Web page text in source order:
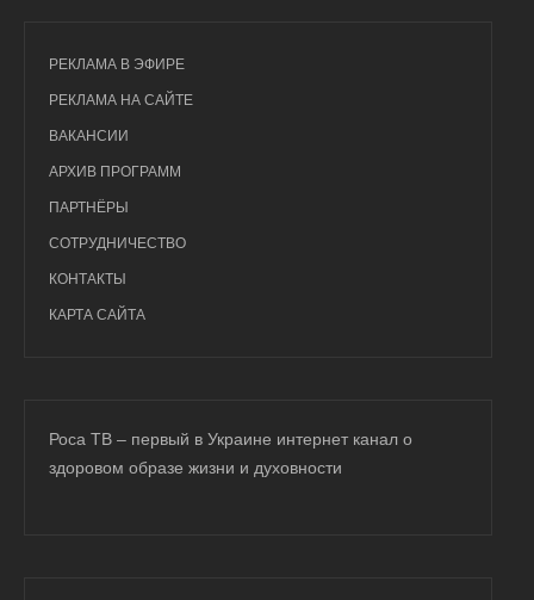
РЕКЛАМА В ЭФИРЕ
РЕКЛАМА НА САЙТЕ
ВАКАНСИИ
АРХИВ ПРОГРАММ
ПАРТНЁРЫ
СОТРУДНИЧЕСТВО
КОНТАКТЫ
КАРТА САЙТА
Роса ТВ – первый в Украине интернет канал о
здоровом образе жизни и духовности